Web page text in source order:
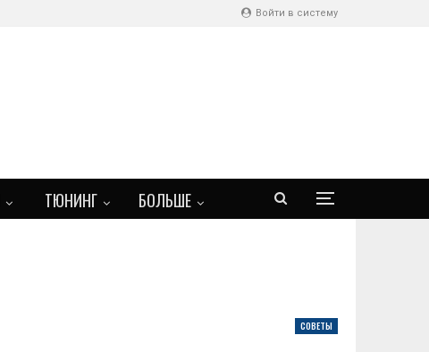
Войти в систему
ТЮНИНГ БОЛЬШЕ
СОВЕТЫ